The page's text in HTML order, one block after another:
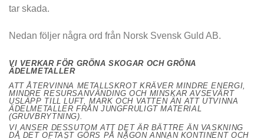
tar skada.
Nedan följer några ord från Norsk Svensk Guld AB.
VI VERKAR FÖR GRÖNA SKOGAR OCH GRÖNA
ÄDELMETALLER
ATT ÅTERVINNA METALLSKROT KRÄVER MINDRE ENERGI,
MINDRE RESURSANVÄNDING OCH MINSKAR AVSEVÄRT
USLÄPP TILL LUFT, MARK OCH VATTEN ÄN ATT UTVINNA
ÄDELMETALLER FRÅN JUNGFRULIGT MATERIAL
(GRUVBRYTNING).
VI ANSER DESSUTOM ATT DET ÄR BÄTTRE ÄN VASKNING
DÅ DET OFTAST GÖRS PÅ NÅGON ANNAN KONTINENT OCH